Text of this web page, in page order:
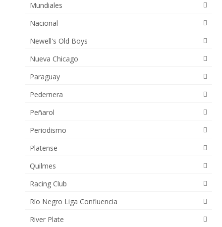
Mundiales
Nacional
Newell's Old Boys
Nueva Chicago
Paraguay
Pedernera
Peñarol
Periodismo
Platense
Quilmes
Racing Club
Río Negro Liga Confluencia
River Plate